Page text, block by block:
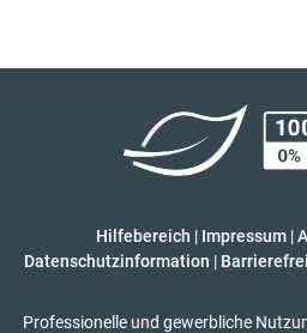
Hilfebereich | Impressum |
Datenschutzinformation |
Professionelle und gewerbliche